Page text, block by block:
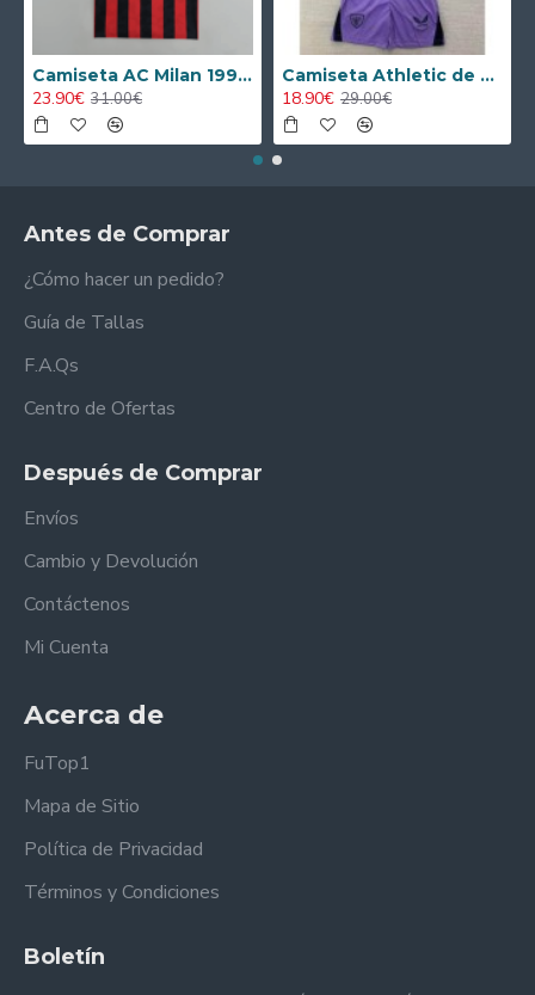
Camiseta AC Milan 1995/1996 Local Retro
23.90€ 31.00€
Camiseta Athletic de Bilbao 2024/2025 Alternativo Niño Kit
18.90€ 29.00€
Antes de Comprar
¿Cómo hacer un pedido?
Guía de Tallas
F.A.Qs
Centro de Ofertas
Después de Comprar
Envíos
Cambio y Devolución
Contáctenos
Mi Cuenta
Acerca de
FuTop1
Mapa de Sitio
Política de Privacidad
Términos y Condiciones
Boletín